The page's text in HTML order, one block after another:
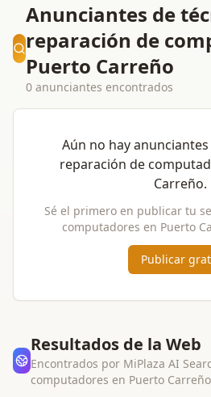
Anunciantes de
reparación de
Puerto Carreño
0 anunciantes encontrados
Aún no hay
reparación de
Carreño.
Sé el primero en publicar tu
computadores en Puerto
Publicar
Resultados de la Web
Encontrados por MiPlaza AI
computadores en Puerto Carreño